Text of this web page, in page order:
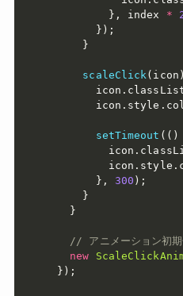
} , index *
} ) ;
}
scaleClick ( icon )
      icon
.
      icon
. style .
setTimeout ( ( )
        icon
.
        icon
. style .
} , 300 ) ;
}
}
// アニメーション初
new
} ) ;